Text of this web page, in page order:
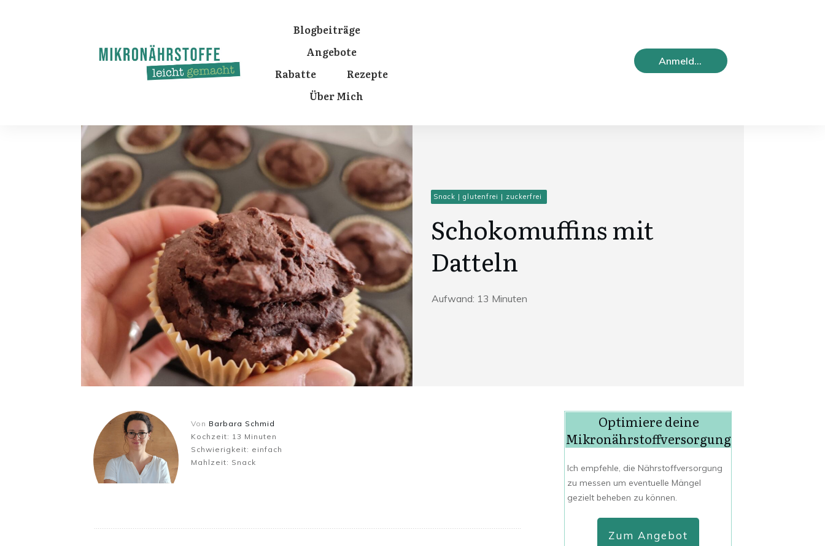
Blogbeiträge
Angebote
Rabatte
Rezepte
Über Mich
Anmelden
Snack | glutenfrei | zuckerfrei
Schokomuffins mit
Datteln
Aufwand: 13 Minuten
Von Barbara Schmid
Kochzeit: 13 Minuten
Schwierigkeit: einfach
Mahlzeit: Snack
Optimiere deine
Mikronährstoffversorgung
Ich empfehle, die Nährstoffversorgung
zu messen um eventuelle Mängel
gezielt beheben zu können.
Zum Angebot